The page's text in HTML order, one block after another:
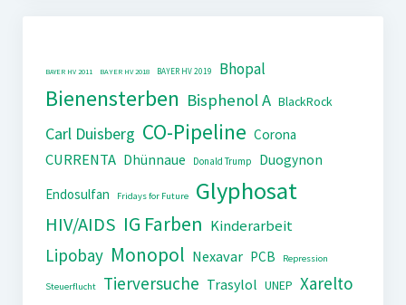
BAYER HV 2011 BAYER HV 2018 BAYER HV 2019 Bhopal
Bienensterben Bisphenol A BlackRock
Carl Duisberg CO-Pipeline Corona
CURRENTA Dhünnaue Donald Trump
Duogynon
Endosulfan
Fridays for Future Glyphosat
HIV/AIDS IG Farben Kinderarbeit
Lipobay Monopol Nexavar PCB Repression
Steuerflucht Tierversuche Trasylol UNEP Xarelto